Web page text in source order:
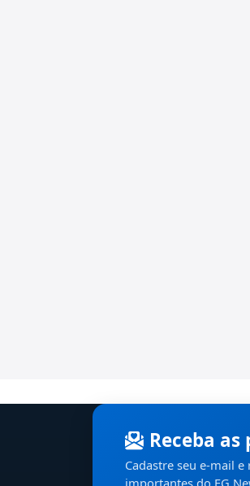
Receba
Cadastre seu e-mail
importantes do EG